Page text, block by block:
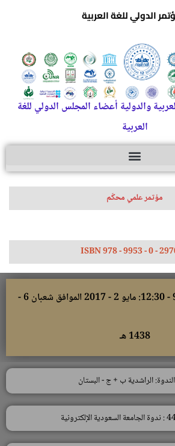
الدولي للغة العربية
والدولية أعضاء المجلس الدولي للغة
العربية
مؤتمر علمي محكّم
ISBN 978 - 9953 - 0 -
الفترة الصباحية - 9:00 - 12:30: مايو 2 - 2017 الموافق شعبان 6 -
1438 هـ
الراشدية ب + ج - البستان